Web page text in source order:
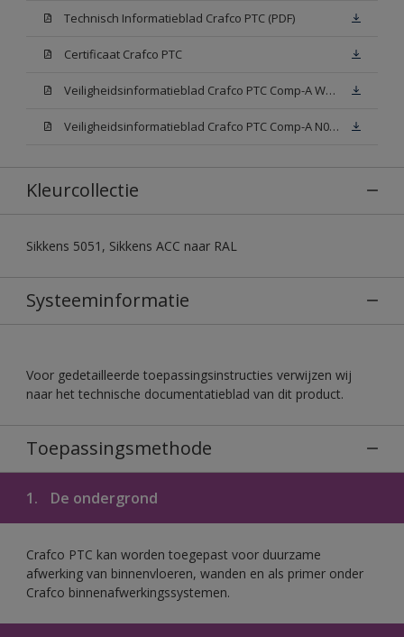
Technisch Informatieblad Crafco PTC (PDF)
Certificaat Crafco PTC
Veiligheidsinformatieblad Crafco PTC Comp-A W05 (MSDS)
Veiligheidsinformatieblad Crafco PTC Comp-A N00 (MSDS)
Kleurcollectie
Sikkens 5051, Sikkens ACC naar RAL
Systeeminformatie
Voor gedetailleerde toepassingsinstructies verwijzen wij
naar het technische documentatieblad van dit product.
Toepassingsmethode
1. De ondergrond
Crafco PTC kan worden toegepast voor duurzame
afwerking van binnenvloeren, wanden en als primer onder
Crafco binnenafwerkingssystemen.